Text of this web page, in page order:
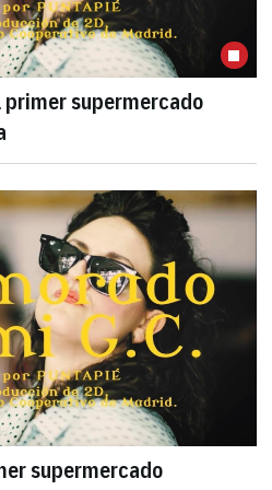
supermercado
supermercado